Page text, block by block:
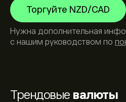
Трендовые валюты
Торгуйте NZD/CAD
Нужна дополнительная
с нашим руководством по